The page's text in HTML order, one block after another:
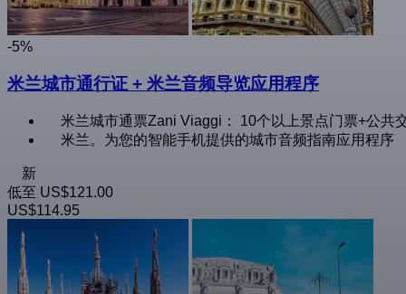
-5%
米兰城市通行证 + 米兰音频导览应用程序
米兰城市通票Zani Viaggi： 10个以上景点门票+公共
米兰。为您的智能手机提供的城市音频指南应用程序
新
低至 US$121.00
US$114.95